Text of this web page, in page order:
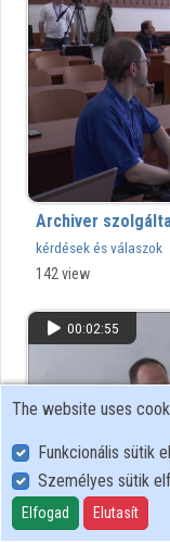
Archiver
kérdések és válaszok
142 view
00:02:55
The website uses
Funkcionális sütik
Személyes sütik
Elfogad Elutasít